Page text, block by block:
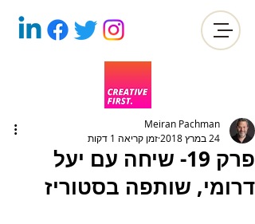
פרק 19- שיחה עם יעל
דרומי, שותפה בסטוריז
Meiran Pachman
24 במרץ 2018
זמן קריאה 1 דקות